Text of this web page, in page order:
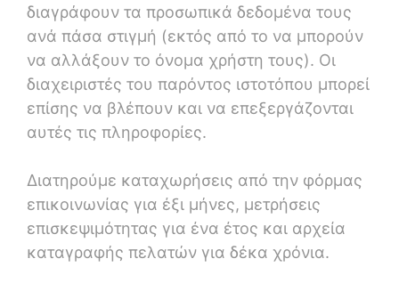
διαγράφουν τα προσωπικά δεδομένα τους
ανά πάσα στιγμή (εκτός από το να μπορούν
να αλλάξουν το όνομα χρήστη τους). Οι
διαχειριστές του παρόντος ιστοτόπου μπορεί
επίσης να βλέπουν και να επεξεργάζονται
αυτές τις πληροφορίες.
Διατηρούμε καταχωρήσεις από την φόρμας
επικοινωνίας για έξι μήνες, μετρήσεις
επισκεψιμότητας για ένα έτος και αρχεία
καταγραφής πελατών για δέκα χρόνια.